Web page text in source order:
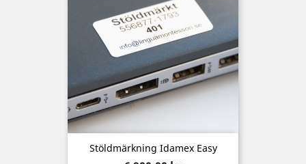
Stöldmärkning Idamex Easy